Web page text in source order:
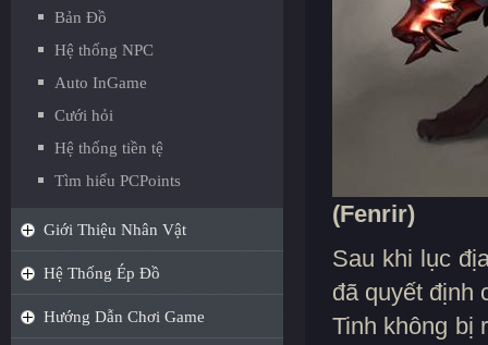
Bản Đồ
Hệ thống NPC
Auto InGame
Cưới hỏi
Hệ thống tiền tệ
Tìm hiểu PCPoints
Giới Thiệu Nhân Vật
Hệ Thống Ép Đồ
Hướng Dẫn Chơi Game
(Fenrir)
Sau khi lục
đã quyết định
Tinh không bị